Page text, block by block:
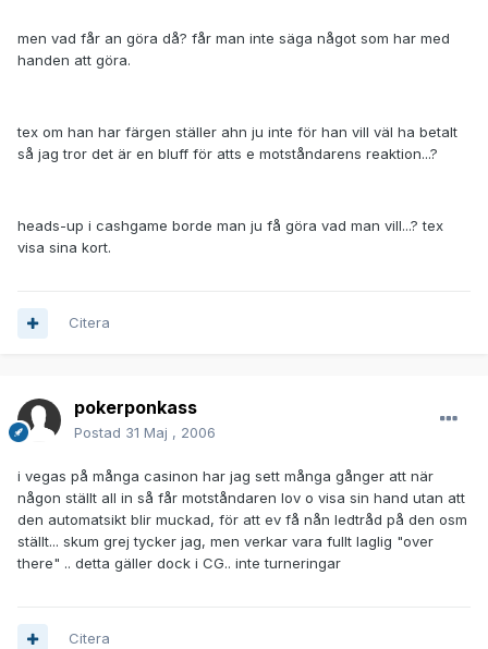
men vad får an göra då? får man inte säga något som har med
handen att göra.
tex om han har färgen ställer ahn ju inte för han vill väl ha betalt
så jag tror det är en bluff för atts e motståndarens reaktion...?
heads-up i cashgame borde man ju få göra vad man vill...? tex
visa sina kort.
Citera
pokerponkass
Postad 31 Maj , 2006
i vegas på många casinon har jag sett många gånger att när
någon ställt all in så får motståndaren lov o visa sin hand utan att
den automatsikt blir muckad, för att ev få nån ledtråd på den osm
ställt... skum grej tycker jag, men verkar vara fullt laglig "over
there" .. detta gäller dock i CG.. inte turneringar
Citera